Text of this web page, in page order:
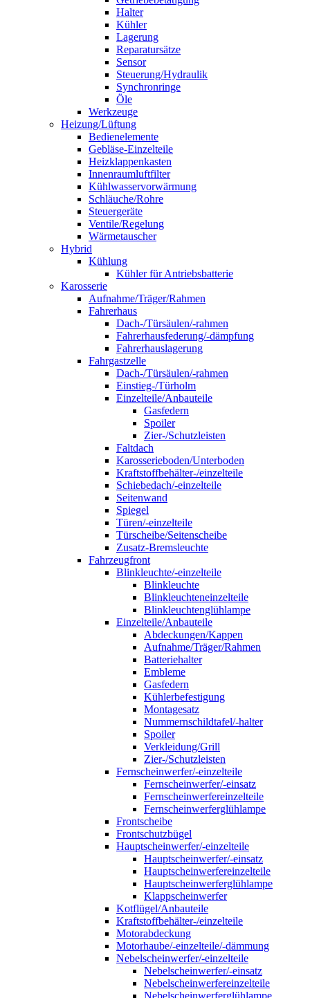
Halter
Kühler
Lagerung
Reparatursätze
Sensor
Steuerung/Hydraulik
Synchronringe
Öle
Werkzeuge
Heizung/Lüftung
Bedienelemente
Gebläse-Einzelteile
Heizklappenkasten
Innenraumluftfilter
Kühlwasservorwärmung
Schläuche/Rohre
Steuergeräte
Ventile/Regelung
Wärmetauscher
Hybrid
Kühlung
Kühler für Antriebsbatterie
Karosserie
Aufnahme/Träger/Rahmen
Fahrerhaus
Dach-/Türsäulen/-rahmen
Fahrerhausfederung/-dämpfung
Fahrerhauslagerung
Fahrgastzelle
Dach-/Türsäulen/-rahmen
Einstieg-/Türholm
Einzelteile/Anbauteile
Gasfedern
Spoiler
Zier-/Schutzleisten
Faltdach
Karosserieboden/Unterboden
Kraftstoffbehälter-/einzelteile
Schiebedach/-einzelteile
Seitenwand
Spiegel
Türen/-einzelteile
Türscheibe/Seitenscheibe
Zusatz-Bremsleuchte
Fahrzeugfront
Blinkleuchte/-einzelteile
Blinkleuchte
Blinkleuchteneinzelteile
Blinkleuchtenglühlampe
Einzelteile/Anbauteile
Abdeckungen/Kappen
Aufnahme/Träger/Rahmen
Batteriehalter
Embleme
Gasfedern
Kühlerbefestigung
Montagesatz
Nummernschildtafel/-halter
Spoiler
Verkleidung/Grill
Zier-/Schutzleisten
Fernscheinwerfer/-einzelteile
Fernscheinwerfer/-einsatz
Fernscheinwerfereinzelteile
Fernscheinwerferglühlampe
Frontscheibe
Frontschutzbügel
Hauptscheinwerfer/-einzelteile
Hauptscheinwerfer/-einsatz
Hauptscheinwerfereinzelteile
Hauptscheinwerferglühlampe
Klappscheinwerfer
Kotflügel/Anbauteile
Kraftstoffbehälter-/einzelteile
Motorabdeckung
Motorhaube/-einzelteile/-dämmung
Nebelscheinwerfer/-einzelteile
Nebelscheinwerfer/-einsatz
Nebelscheinwerfereinzelteile
Nebelscheinwerferglühlampe